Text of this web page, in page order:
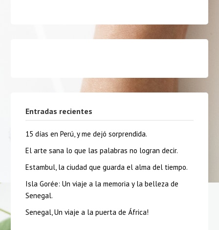
Entradas recientes
15 días en Perú, y me dejó sorprendida.
El arte sana lo que las palabras no logran decir.
Estambul, la ciudad que guarda el alma del tiempo.
Isla Gorée: Un viaje a la memoria y la belleza de
Senegal.
Senegal, Un viaje a la puerta de África!